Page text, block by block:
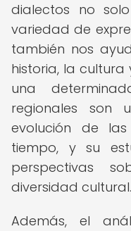
dialectos no
variedad de
también nos
historia, la cultura
una
regionales son
evolución de
tiempo, y su
perspectivas
diversidad cultural.
Además, el